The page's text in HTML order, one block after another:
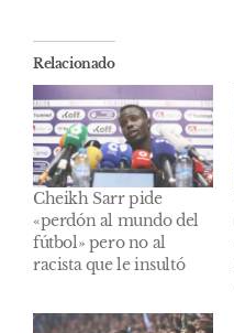
Relacionado
Cheikh Sarr pide
«perdón al mundo del
fútbol» pero no al
racista que le insultó